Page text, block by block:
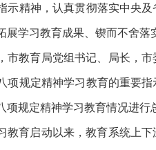
示精神，认真贯彻落实中央
展学习教育成果、锲而不舍落
市教育局党组书记、局长，
项规定精神学习教育的重要
项规定精神学习教育情况进行
教育启动以来，教育系统上